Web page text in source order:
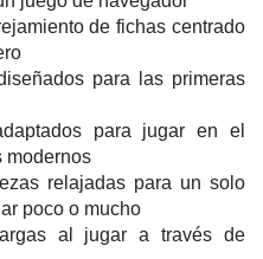
de fichas centrado
para las primeras
para jugar en el
modernos
relajadas para un solo
poco o mucho
al jugar a través de